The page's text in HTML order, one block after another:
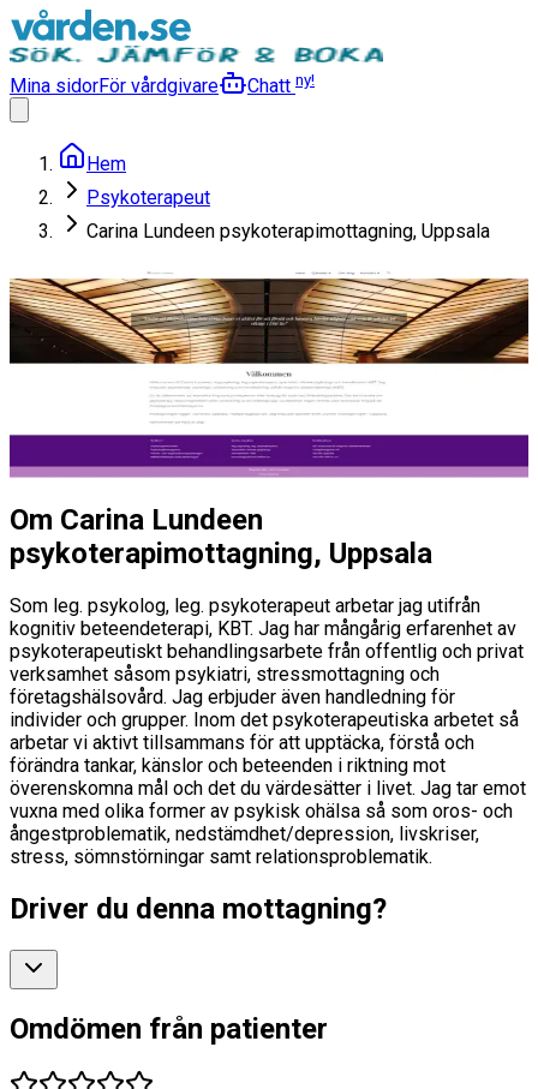
Mina sidorFör vårdgivare Chatt ny!
Hem
Psykoterapeut
Carina Lundeen psykoterapimottagning, Uppsala
Carina Lundeen
psykoterapimottagning,
Psykoterapeut
Läs mer
Om Carina Lundeen
psykoterapimottagning, Uppsala
Som leg. psykolog, leg. psykoterapeut arbetar jag utifrån
kognitiv beteendeterapi, KBT. Jag har mångårig erfarenhet av
psykoterapeutiskt behandlingsarbete från offentlig och privat
verksamhet såsom psykiatri, stressmottagning och
företagshälsovård. Jag erbjuder även handledning för
individer och grupper. Inom det psykoterapeutiska arbetet så
arbetar vi aktivt tillsammans för att upptäcka, förstå och
förändra tankar, känslor och beteenden i riktning mot
överenskomna mål och det du värdesätter i livet. Jag tar emot
vuxna med olika former av psykisk ohälsa så som oros- och
ångestproblematik, nedstämdhet/depression, livskriser,
stress, sömnstörningar samt relationsproblematik.
Driver du denna mottagning?
Omdömen från patienter